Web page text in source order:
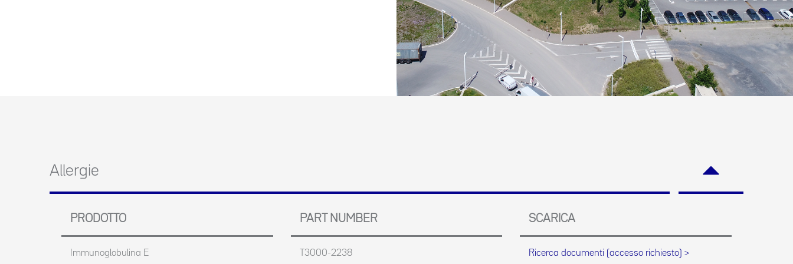
Allergie
PRODOTTO PART NUMBER SCARICA
Immunoglobulina E T3000-2238 Ricerca documenti (accesso richiesto) >